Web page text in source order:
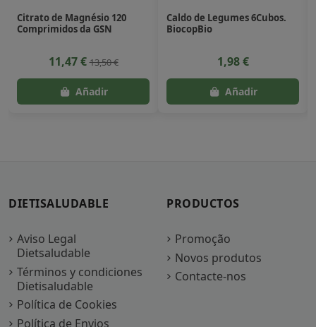
Citrato de Magnésio 120
Comprimidos da GSN
11,47 €13,50 €
Caldo de Legumes 6Cubos.
BiocopBio
1,98 €
DIETISALUDABLE
Aviso Legal
Dietsaludable
Términos y condiciones
Dietisaludable
Política de Cookies
Política de Envios
PRODUCTOS
Promoção
Novos produtos
Contacte-nos